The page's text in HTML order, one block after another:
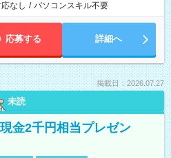
なし / パソコンスキル不要
応募する 詳細へ
掲載日：2026.07.27
未読
金2千円相当プレゼン